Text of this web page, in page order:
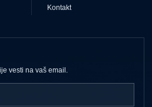
Kontakt
vesti na vaš email.